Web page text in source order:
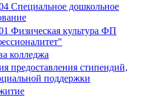
Специальное дошкольное
Физическая культура ФП
колледжа
предоставления стипендий,
поддержки